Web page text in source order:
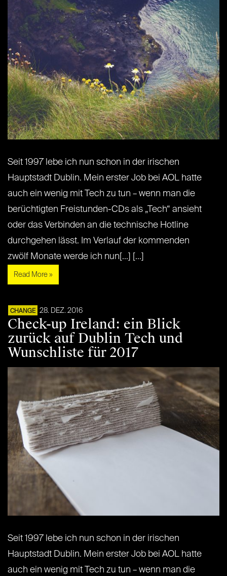
Seit 1997 lebe ich nun schon in der irischen
Hauptstadt Dublin. Mein erster Job bei AOL hatte
auch ein wenig mit Tech zu tun – wenn man die
berüchtigten Freistunden-CDs als „Tech“ ansieht
oder das Verbinden an die technische Hotline
durchgehen lässt. Im Verlauf der kommenden
zwölf Monate werde ich nun[...] [...]
Read More »
CHANGE 28. DEZ. 2016
Check-up Ireland: ein Blick
zurück auf Dublin Tech und
Wunschliste für 2017
Seit 1997 lebe ich nun schon in der irischen
Hauptstadt Dublin. Mein erster Job bei AOL hatte
auch ein wenig mit Tech zu tun – wenn man die